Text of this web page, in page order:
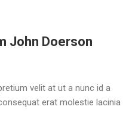
John Doerson
velit at ut a nunc id a
erat molestie lacinia